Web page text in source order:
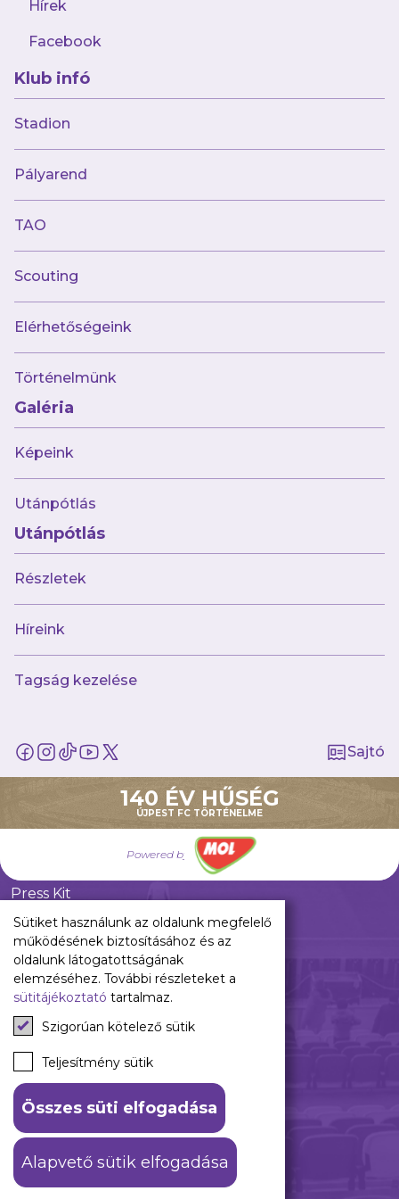
Hírek
Facebook
Klub infó
Stadion
Pályarend
TAO
Scouting
Elérhetőségeink
Történelmünk
Galéria
Képeink
Utánpótlás
Utánpótlás
Részletek
Híreink
Tagság kezelése
Sajtó
140 ÉV HŰSÉG
ÚJPEST FC TÖRTÉNELME
Powered by
AJÁNLÓ
augusztus 1.
„A tűzoltókba bele van kódolva a
segíteni akarás”
Múltunk
Történelmünk
Jelenünk
Meccseink
Galéria
ajándékcsomag
Pályarend
TAO
Press Kit
Újpest FC Shop
Digitális felületeink
Facebook
Instagram
Tiktok
Youtube
Spotify
ÁSZF
Adatkezelési tájékoztató
© 2026 Újpest FC. #hajrálilák
Sütiket használunk az oldalunk megfelelő
működésének biztosításához és az
oldalunk látogatottságának
elemzéséhez. További részleteket a
sütitájékoztató tartalmaz.
Szigorúan kötelező sütik
Teljesítmény sütik
Összes süti elfogadása
Alapvető sütik elfogadása